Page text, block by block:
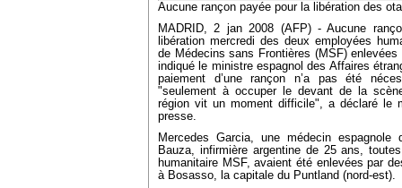
Aucune rançon payée pour la libération des
MADRID, 2 jan 2008 (AFP) - Aucune
libération mercredi des deux employées
de Médecins sans Frontières (MSF)
indiqué le ministre espagnol des Affaires
paiement d’une rançon n’a pas été
"seulement à occuper le devant de la
région vit un moment difficile", a déclaré le
presse.
Mercedes Garcia, une médecin
Bauza, infirmière argentine de 25 ans,
humanitaire MSF, avaient été enlevées par
à Bosasso, la capitale du Puntland (nord-est).